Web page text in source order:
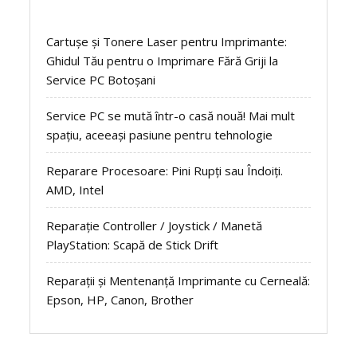
Cartușe și Tonere Laser pentru Imprimante:
Ghidul Tău pentru o Imprimare Fără Griji la
Service PC Botoșani
Service PC se mută într-o casă nouă! Mai mult
spațiu, aceeași pasiune pentru tehnologie
Reparare Procesoare: Pini Rupți sau Îndoiți.
AMD, Intel
Reparație Controller / Joystick / Manetă
PlayStation: Scapă de Stick Drift
Reparații și Mentenanță Imprimante cu Cerneală:
Epson, HP, Canon, Brother